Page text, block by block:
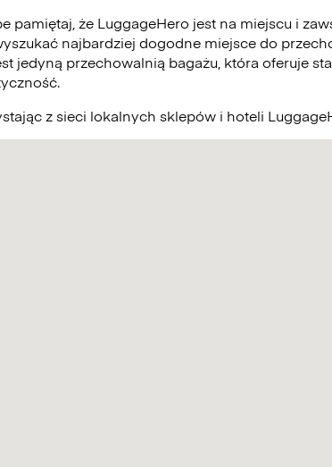
pamiętaj, że LuggageHero jest na miejscu i
najbardziej dogodne miejsce do
jedyną przechowalnią bagażu, która oferuje
z sieci lokalnych sklepów i hoteli